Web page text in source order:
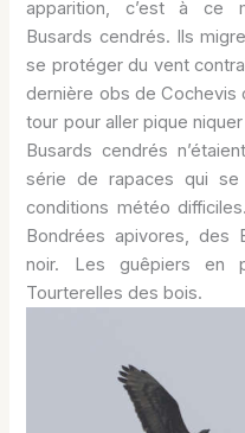
apparition, c’est à ce
Busards cendrés. Ils
se protéger du vent
dernière obs de Cochevis
tour pour aller pique
Busards cendrés
série de rapaces qui
conditions météo
Bondrées apivores, des
noir. Les guêpiers en
Tourterelles des bois.